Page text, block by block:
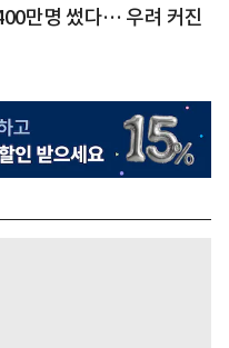
만명 썼다… 우려 커진